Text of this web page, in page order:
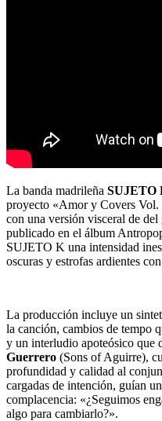
La banda madrileña SUJETO
proyecto «Amor y Covers Vol.
con una versión visceral de del
publicado en el álbum
SUJETO K una intensidad
oscuras y estrofas ardientes
La producción incluye un
la canción, cambios de tempo
y un interludio apoteósico que
Guerrero (Sons of Aguirre),
profundidad y calidad al
cargadas de intención, guían
complacencia: «¿Seguimos
algo para cambiarlo?».